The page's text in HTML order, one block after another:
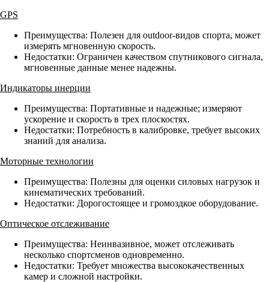
GPS
Преимущества: Полезен для outdoor-видов спорта, может
измерять мгновенную скорость.
Недостатки: Ограничен качеством спутникового сигнала,
мгновенные данные менее надежны.
Индикаторы инерции
Преимущества: Портативные и надежные; измеряют
ускорение и скорость в трех плоскостях.
Недостатки: Потребность в калибровке, требует высоких
знаний для анализа.
Моторные технологии
Преимущества: Полезны для оценки силовых нагрузок и
кинематических требований.
Недостатки: Дорогостоящее и громоздкое оборудование.
Оптическое отслеживание
Преимущества: Неинвазивное, может отслеживать
несколько спортсменов одновременно.
Недостатки: Требует множества высококачественных
камер и сложной настройки.